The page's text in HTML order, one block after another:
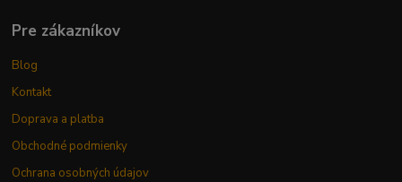
Pre zákazníkov
Blog
Kontakt
Doprava a platba
Obchodné podmienky
Ochrana osobných údajov